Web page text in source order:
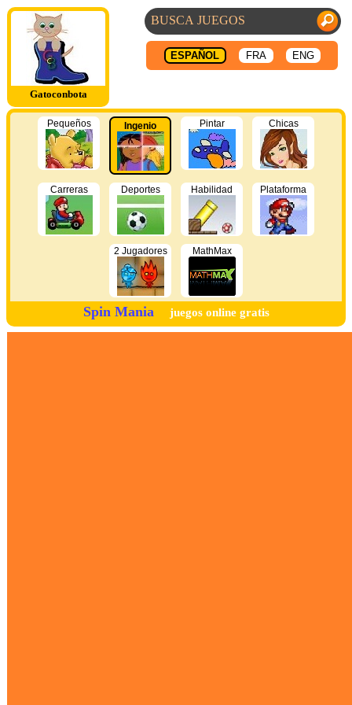
Gatoconbota
ESPAÑOL FRA ENG
Pequeños Ingenio Pintar Chicas
Carreras Deportes Habilidad Plataforma
2 Jugadores MathMax
Spin Mania juegos online gratis